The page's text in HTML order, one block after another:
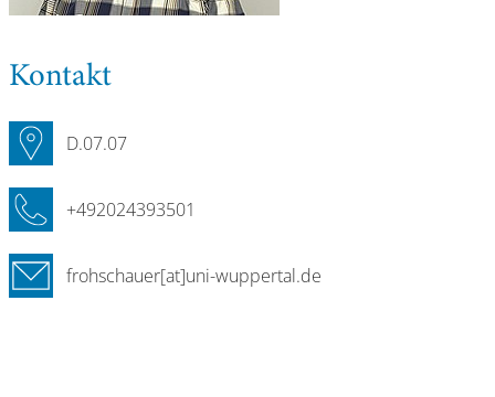
Kontakt
D.07.07
+492024393501
frohschauer[at]uni-wuppertal.de